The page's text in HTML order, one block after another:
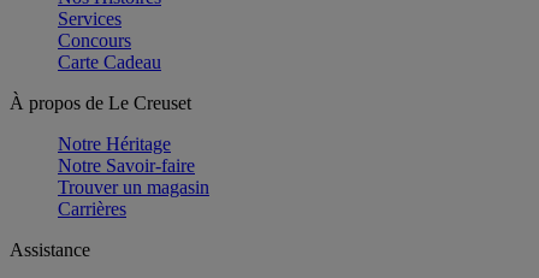
Services
Concours
Carte Cadeau
À propos de Le Creuset
Notre Héritage
Notre Savoir-faire
Trouver un magasin
Carrières
Assistance